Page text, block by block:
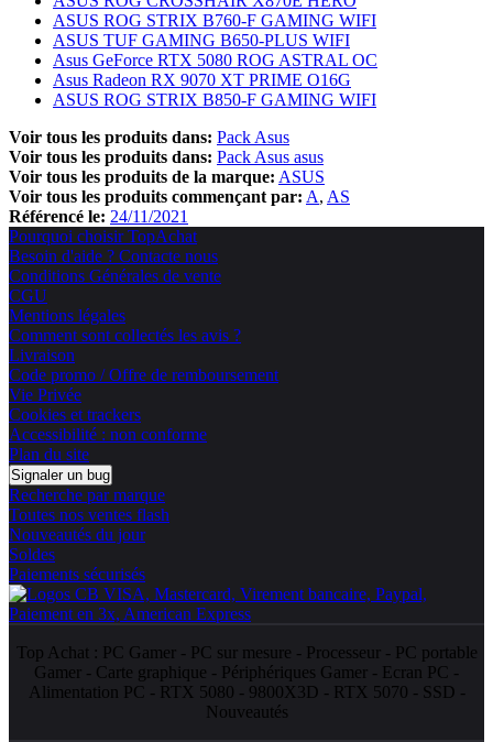
ASUS ROG STRIX B760-F GAMING WIFI
ASUS TUF GAMING B650-PLUS WIFI
Asus GeForce RTX 5080 ROG ASTRAL OC
Asus Radeon RX 9070 XT PRIME O16G
ASUS ROG STRIX B850-F GAMING WIFI
Voir tous les produits dans: Pack Asus
Voir tous les produits dans: Pack Asus asus
Voir tous les produits de la marque: ASUS
Voir tous les produits commençant par: A AS
Référencé le: 24/11/2021
Pourquoi choisir TopAchat
Besoin d'aide ? Contacte nous
Conditions Générales de vente
CGU
Mentions légales
Comment sont collectés les avis ?
Livraison
Code promo / Offre de remboursement
Vie Privée
Cookies et trackers
Accessibilité : non conforme
Plan du site
Signaler un bug
Recherche par marque
Toutes nos ventes flash
Nouveautés du jour
Soldes
Paiements sécurisés
Top Achat : PC Gamer- PC sur mesure - Processeur- PC portable
Gamer - Carte graphique - Périphériques Gamer - Ecran PC -
Alimentation PC - RTX 5080 - 9800X3D - RTX 5070 - SSD -
Nouveautés